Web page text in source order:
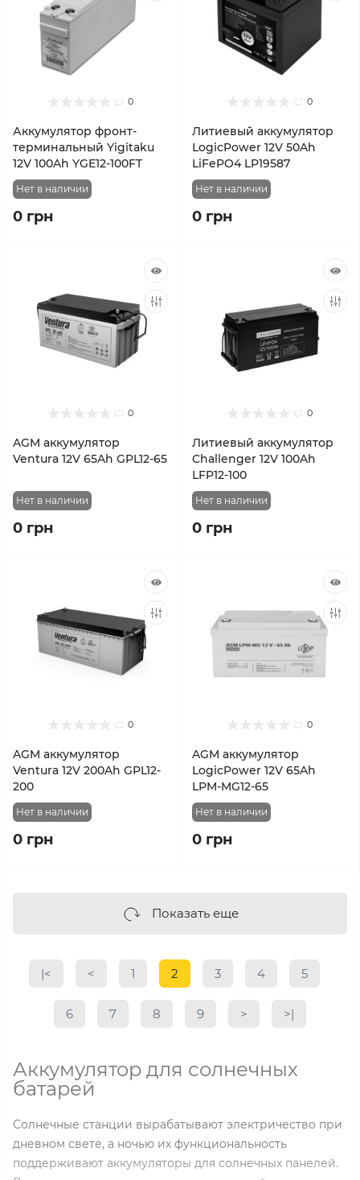
0
Аккумулятор фронт-
терминальный Yigitaku
12V 100Ah YGE12-100FT
Нет в наличии
0 грн
0
Литиевый аккумулятор
LogicPower 12V 50Ah
LiFePO4 LP19587
Нет в наличии
0 грн
0
AGM аккумулятор
Ventura 12V 65Ah GPL12-65
Нет в наличии
0 грн
0
Литиевый аккумулятор
Challenger 12V 100Ah
LFP12-100
Нет в наличии
0 грн
0
AGM аккумулятор
Ventura 12V 200Ah GPL12-
200
Нет в наличии
0 грн
0
AGM аккумулятор
LogicPower 12V 65Ah
LPM-MG12-65
Нет в наличии
0 грн
Показать еще
|< < 1 2 3 4 5
6 7 8 9 > >|
Аккумулятор для солнечных
батарей
Солнечные станции вырабатывают электричество при
дневном свете, а ночью их функциональность
поддерживают аккумуляторы для солнечных панелей.